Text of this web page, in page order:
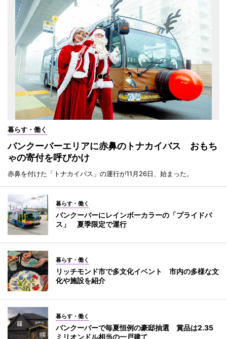
暮らす・働く
バンクーバーエリアに赤鼻のトナカイバス おもち
ゃの寄付を呼びかけ
赤鼻を付けた「トナカイバス」の運行が11月26日、始まった。
暮らす・働く
バンクーバーにレインボーカラーの「プライドバ
ス」 夏季限定で運行
暮らす・働く
リッチモンド市で多文化イベント 市内の多様な文
化や施設を紹介
暮らす・働く
バンクーバーで毎夏恒例の豪邸抽選 賞品は2.35
ミリオンドル相当の一戸建て